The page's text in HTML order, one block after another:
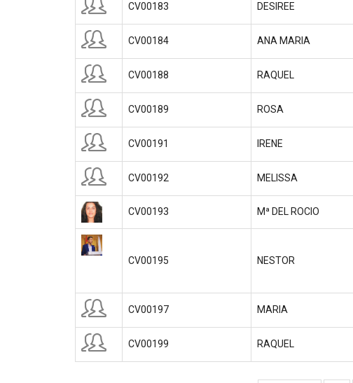
CV00183 DESIREE
CV00184 ANA MARIA
CV00188 RAQUEL
CV00189 ROSA
CV00191 IRENE
CV00192 MELISSA
CV00193 Mª DEL ROCIO
CV00195 NESTOR
CV00197 MARIA
CV00199 RAQUEL